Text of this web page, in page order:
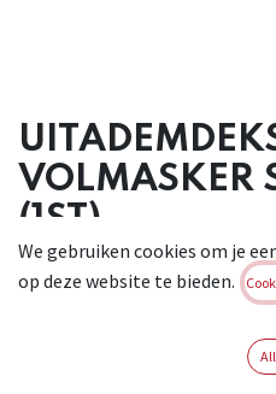
VOLMASKER
(1ST)
Brand:
Login of
We gebruiken cookies om je
op deze website te bieden.